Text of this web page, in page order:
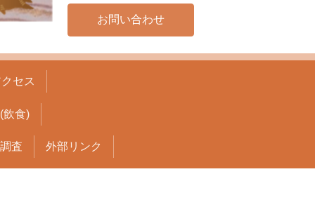
お問い合わせ
セス
飲食)
査 外部リンク